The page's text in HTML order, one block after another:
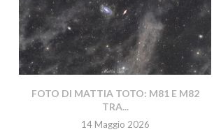
FOTO DI MATTIA TOTO: M81 E M82
TRA...
14 Maggio 2026